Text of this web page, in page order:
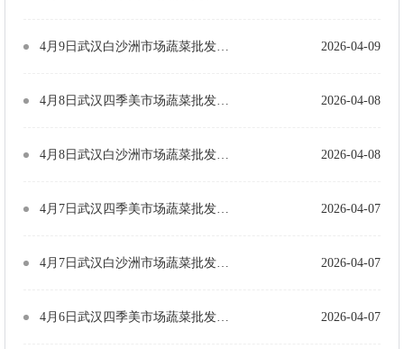
2026-04-09
2026-04-08
2026-04-08
2026-04-07
2026-04-07
2026-04-07